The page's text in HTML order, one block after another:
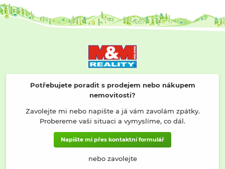
Potřebujete poradit s prodejem nebo nákupem
nemovitosti?
Zavolejte mi nebo napište a já vám zavolám zpátky.
Probereme vaši situaci a vymyslíme, co dál.
Napište mi přes kontaktní formulář
nebo zavolejte